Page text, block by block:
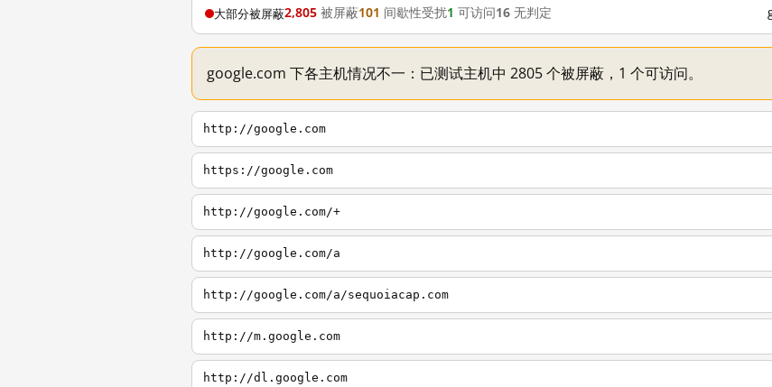
大部分被屏蔽2,805 被屏蔽101 间歇性受扰1 可访问16 无判定
google.com 下各主机情况不一：已测试主机中 2805 个被屏蔽，1 个可访问。
http://google.com
https://google.com
http://google.com/+
http://google.com/a
http://google.com/a/sequoiacap.com
http://m.google.com
http://dl.google.com